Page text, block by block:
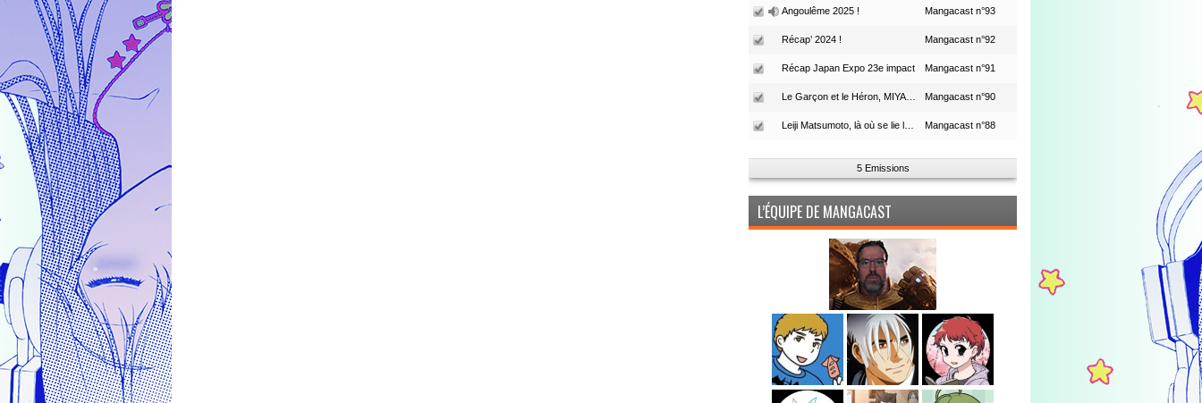
Angoulême 2025 ! Mangacast n°93
Récap’ 2024 ! Mangacast n°92
Récap Japan Expo 23e impact Mangacast n°91
Mangacast n°90
Mangacast n°88
5 Emissions
L’ÉQUIPE DE MANGACAST